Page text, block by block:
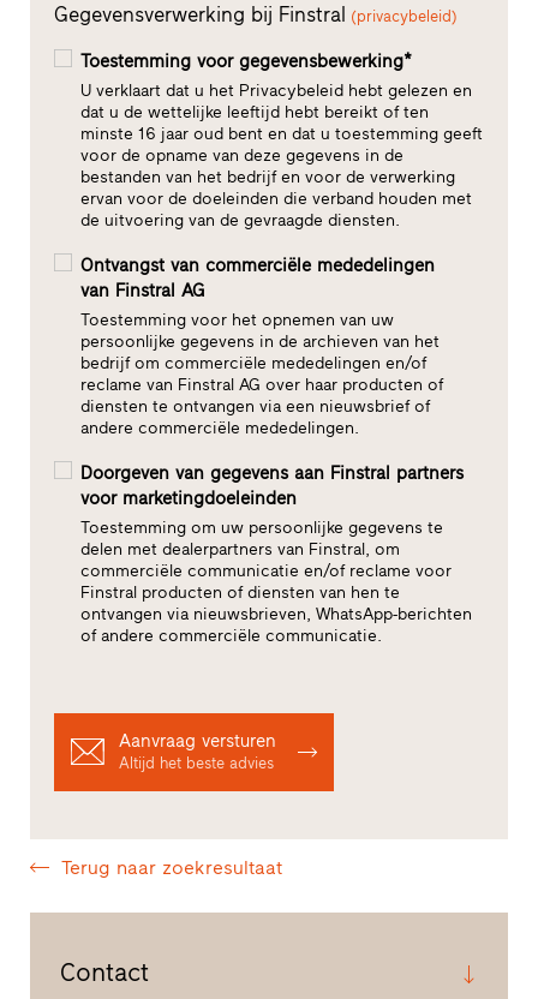
Gegevensverwerking bij Finstral (privacybeleid)
Toestemming voor gegevensbewerking*
U verklaart dat u het Privacybeleid hebt gelezen en
dat u de wettelijke leeftijd hebt bereikt of ten
minste 16 jaar oud bent en dat u toestemming geeft
voor de opname van deze gegevens in de
bestanden van het bedrijf en voor de verwerking
ervan voor de doeleinden die verband houden met
de uitvoering van de gevraagde diensten.
Ontvangst van commerciële mededelingen
van Finstral AG
Toestemming voor het opnemen van uw
persoonlijke gegevens in de archieven van het
bedrijf om commerciële mededelingen en/of
reclame van Finstral AG over haar producten of
diensten te ontvangen via een nieuwsbrief of
andere commerciële mededelingen.
Doorgeven van gegevens aan Finstral partners
voor marketingdoeleinden
Toestemming om uw persoonlijke gegevens te
delen met dealerpartners van Finstral, om
commerciële communicatie en/of reclame voor
Finstral producten of diensten van hen te
ontvangen via nieuwsbrieven, WhatsApp-berichten
of andere commerciële communicatie.
Aanvraag versturen
Altijd het beste advies
Terug naar zoekresultaat
Contact